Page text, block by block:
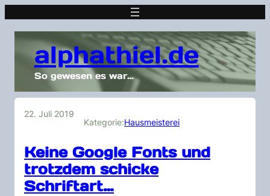
alphathiel.de
So gewesen es war…
22. Juli 2019
Kategorie:Hausmeisterei
Keine Google Fonts und
trotzdem schicke
Schriftart…